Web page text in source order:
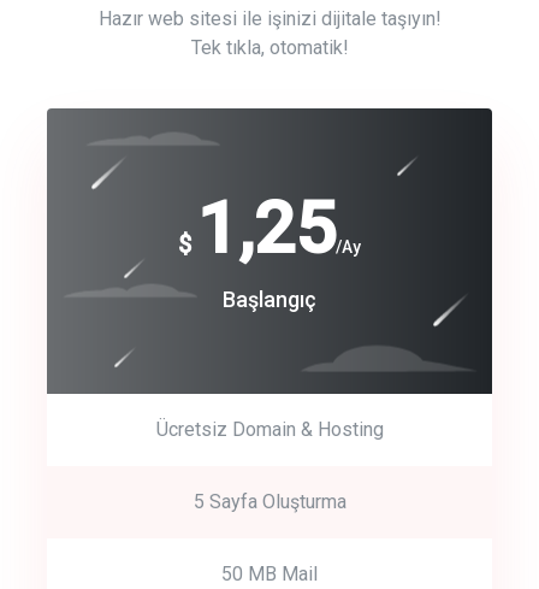
Hazır web sitesi ile işinizi dijitale taşıyın!
Tek tıkla, otomatik!
$ 1,25/Ay
Başlangıç
Ücretsiz Domain & Hosting
5 Sayfa Oluşturma
50 MB Mail
Free
Basic